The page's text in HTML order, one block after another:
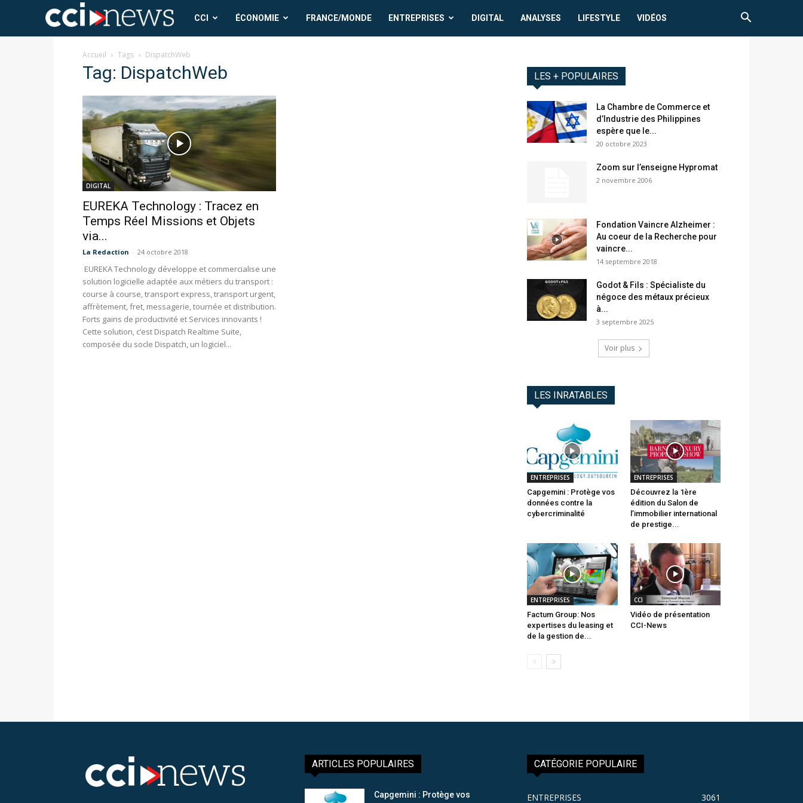
CCI
News
CCI ÉCONOMIE FRANCE/MONDE ENTREPRISES DIGITAL ANALYSES LIFESTYLE VIDÉOS
Accueil Tags DispatchWeb
Tag: DispatchWeb
DIGITAL
EUREKA Technology : Tracez en
Temps Réel Missions et Objets
via...
La Redaction - 24 octobre 2018
EUREKA Technology développe et commercialise une
solution logicielle adaptée aux métiers du transport :
course à course, transport express, transport urgent,
affrètement, fret, messagerie, tournée et distribution.
Forts gains de productivité et Services innovants !
Cette solution, c’est Dispatch Realtime Suite,
composée du socle Dispatch, un logiciel...
LES + POPULAIRES
La Chambre de Commerce et
d’Industrie des Philippines
espère que le...
20 octobre 2023
Zoom sur l’enseigne Hypromat
2 novembre 2006
Fondation Vaincre Alzheimer :
Au coeur de la Recherche pour
vaincre...
14 septembre 2018
Godot & Fils : Spécialiste du
négoce des métaux précieux
à...
3 septembre 2025
Voir plus
LES INRATABLES
ENTREPRISES
Capgemini : Protège vos
données contre la
cybercriminalité
ENTREPRISES
Découvrez la 1ère
édition du Salon de
l’immobilier international
de prestige...
ENTREPRISES
Factum Group: Nos
expertises du leasing et
de la gestion de...
CCI
Vidéo de présentation
CCI-News
ARTICLES POPULAIRES
Capgemini : Protège vos
CATÉGORIE POPULAIRE
ENTREPRISES 3061